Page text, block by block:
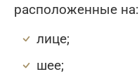
расположенные на:
лице;
шее;